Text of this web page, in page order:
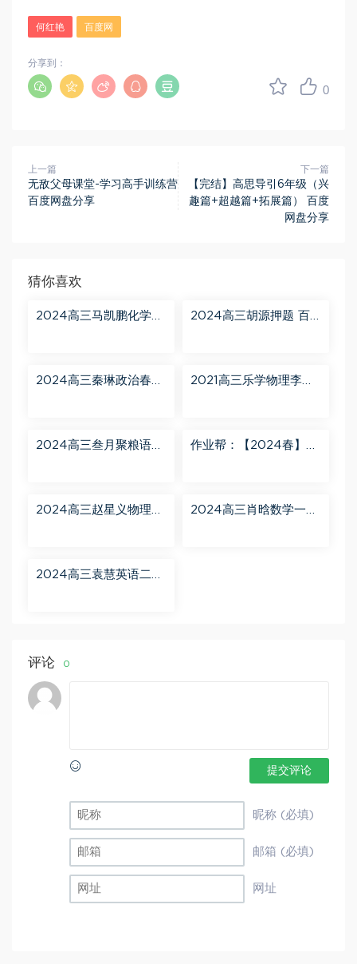
何红艳 百度网
0
分享到：
上一篇
无敌父母课堂-学习高手训练营
百度网盘分享
下一篇
【完结】高思导引6年级（兴
趣篇+超越篇+拓展篇） 百度
网盘分享
猜你喜欢
2024高三马凯鹏化学一
2024高三胡源押题 百
2024高三秦琳政治春季
2021高三乐学物理李玮
2024高三叁月聚粮语文
作业帮：【2024春】高
2024高三赵星义物理二
2024高三肖晗数学一轮
2024高三袁慧英语二轮
评论 0
提交评论
昵称 (必填)
邮箱 (必填)
网址